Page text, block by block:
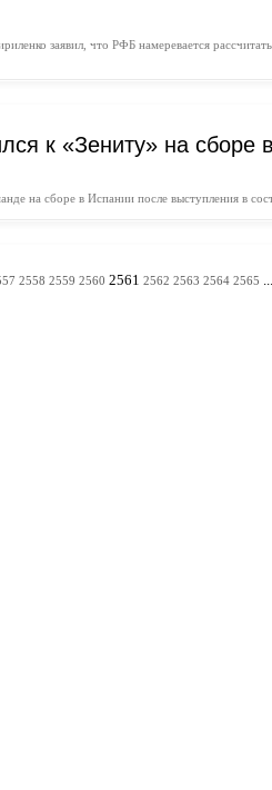
заявил, что РФБ намеревается
к «Зениту» на сборе
на сборе в Испании после выступления в
2558 2559 2560 2561 2562 2563 2564 2565 ...